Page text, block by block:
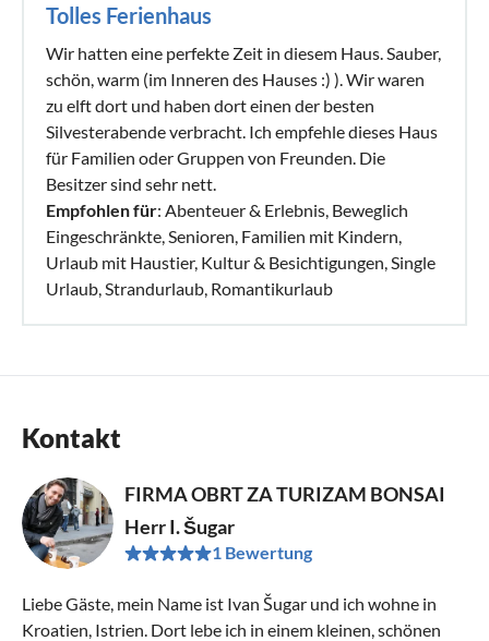
Tolles Ferienhaus
Wir hatten eine perfekte Zeit in diesem Haus. Sauber,
schön, warm (im Inneren des Hauses :) ). Wir waren
zu elft dort und haben dort einen der besten
Silvesterabende verbracht. Ich empfehle dieses Haus
für Familien oder Gruppen von Freunden. Die
Besitzer sind sehr nett.
Empfohlen für: Abenteuer & Erlebnis, Beweglich
Eingeschränkte, Senioren, Familien mit Kindern,
Urlaub mit Haustier, Kultur & Besichtigungen, Single
Urlaub, Strandurlaub, Romantikurlaub
Kontakt
FIRMA OBRT ZA TURIZAM BONSAI
Herr I. Šugar
1 Bewertung
Liebe Gäste, mein Name ist Ivan Šugar und ich wohne in
Kroatien, Istrien. Dort lebe ich in einem kleinen, schönen